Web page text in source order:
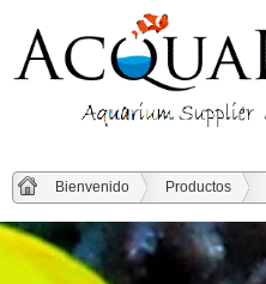
Bienvenido Productos